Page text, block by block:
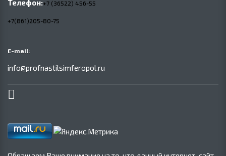
Телефон:+7 (36522) 456-55
+7(861)205-80-75
E-mail:
info@profnastilsimferopol.ru